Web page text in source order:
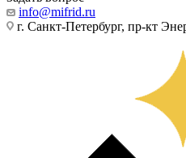
info@mifrid.ru
г. Санкт-Петербург, пр-кт